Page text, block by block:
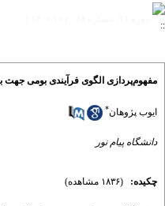
مفهوم‌پردازی الگوی فرآیندی بومی
ایوب پژوهان*
دانشگاه پیام نور
چکیده: (۱۸۳۶ مشاهده)